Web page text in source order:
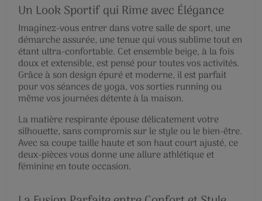
Un Look Sportif qui Rime avec Élégance
Imaginez-vous entrer dans votre salle de sport, une
démarche assurée, une tenue qui vous sublime tout en
étant ultra-confortable. Cet ensemble beige, à la fois
doux et extensible, est pensé pour toutes vos activités.
Grâce à son design épuré et moderne, il est parfait
pour vos séances de yoga, vos sorties running ou
même vos journées détente à la maison.
La matière respirante épouse délicatement votre
silhouette, sans compromis sur le style ou le bien-être.
Avec sa coupe taille haute et son haut court ajusté, ce
deux-pièces vous donne une allure athlétique et
féminine en toute occasion.